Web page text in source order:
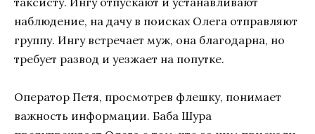
наблюдение, на дачу в поисках Олега отправляют
группу. Ингу встречает муж, она благодарна, но
требует развод и уезжает на попутке.
Оператор Петя, просмотрев флешку, понимает
важность информации. Баба Шура